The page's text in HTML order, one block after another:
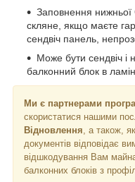
Заповнення
скляне, якщо маєте
сендвіч панель,
Може бути сендвіч і
балконний блок в
Ми є партнерами
скористатися нашими
Відновлення, а також,
документів відповідає
відшкодування Вам
балконних блоків з